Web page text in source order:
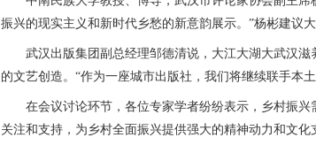
振兴的现实主义和新时代乡愁的新意韵展示。”杨彬建议
武汉出版集团副总经理邹德清说，大江大湖大武汉滋
的文艺创造。“作为一座城市出版社，我们将继续联手本
在会议讨论环节，各位专家学者纷纷表示，乡村振兴
关注和支持，为乡村全面振兴提供强大的精神动力和文化